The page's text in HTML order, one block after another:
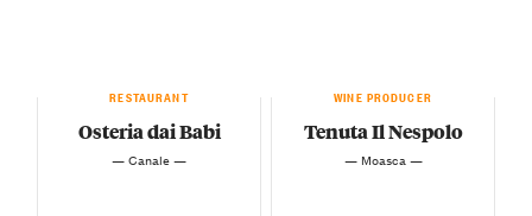
RESTAURANT
Osteria dai Babi
— Canale —
WINE PRODUCER
Tenuta Il Nespolo
— Moasca —